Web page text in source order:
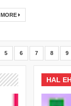
5 6 7 8 9
HAL